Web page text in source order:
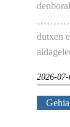
dutxen
2026-